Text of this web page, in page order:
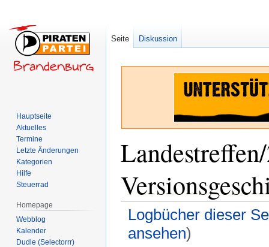
Logbücher dieser
ansehen)
Seite Diskussion
Hauptseite
Aktuelles
Termine
Letzte Änderungen
Kategorien
Hilfe
Steuerrad
Homepage
Webblog
Kalender
Dudle (Selectorrr)